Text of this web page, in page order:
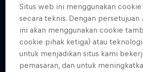
MUSIC
Situs web ini menggunakan
secara teknis. Dengan persetujuan
ini akan menggunakan cookie
cookie pihak ketiga) atau
untuk menjadikan situs kami
pemasaran, dan untuk